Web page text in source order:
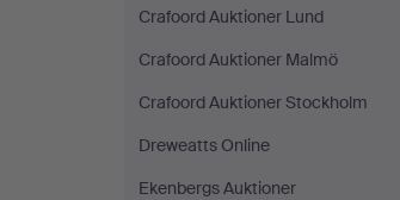
Crafoord Auktioner Lund
Crafoord Auktioner Malmö
Crafoord Auktioner Stockholm
Dreweatts Online
Ekenbergs Auktioner